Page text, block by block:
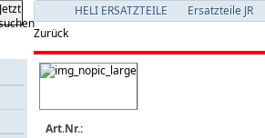
Jetzt
HELI ERSATZTEILE Ersatzteile JR
Zurück
Art.Nr.: